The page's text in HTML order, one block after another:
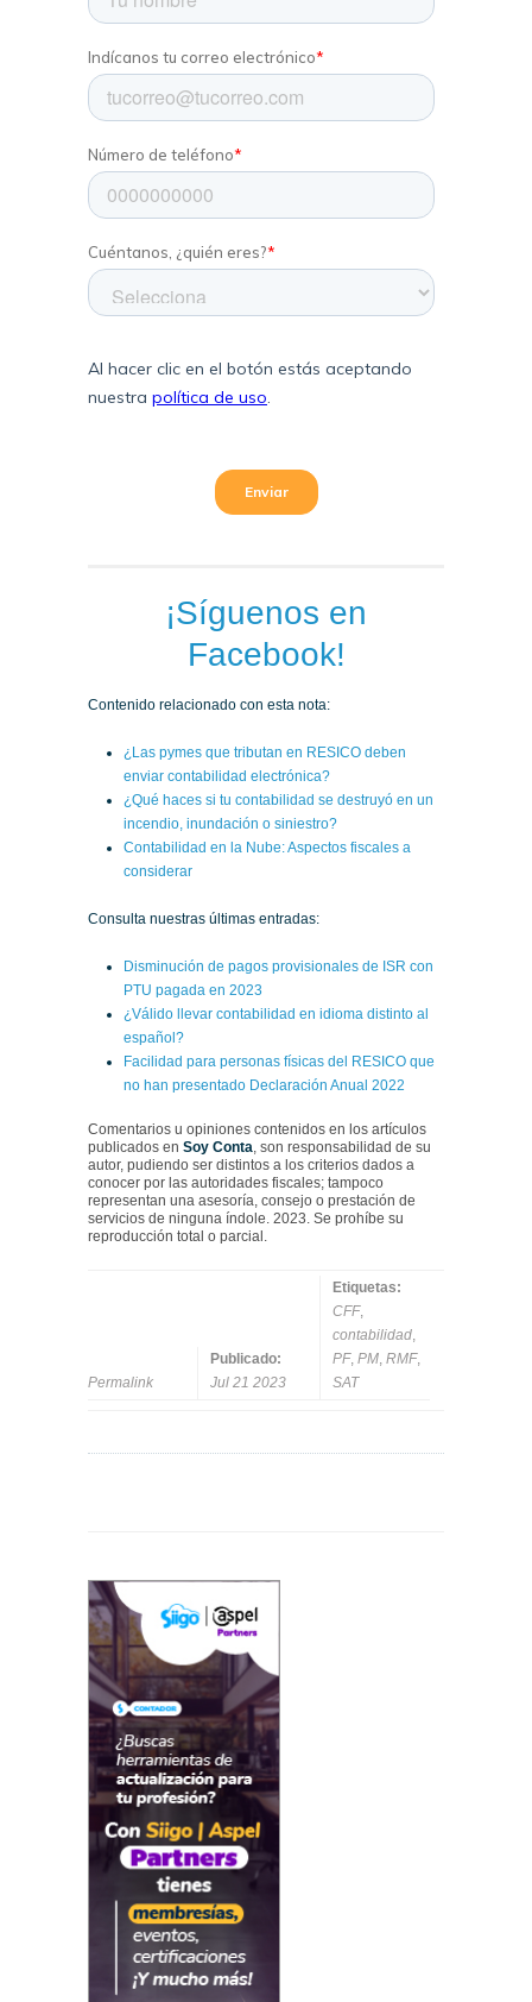
¡Síguenos en
Facebook!
Contenido relacionado con esta nota:
¿Las pymes que tributan en RESICO deben
enviar contabilidad electrónica?
¿Qué haces si tu contabilidad se destruyó en un
incendio, inundación o siniestro?
Contabilidad en la Nube: Aspectos fiscales a
considerar
Consulta nuestras últimas entradas:
Disminución de pagos provisionales de ISR con
PTU pagada en 2023
¿Válido llevar contabilidad en idioma distinto al
español?
Facilidad para personas físicas del RESICO que
no han presentado Declaración Anual 2022
Comentarios u opiniones contenidos en los artículos
publicados en Soy Conta , son responsabilidad de su
autor, pudiendo ser distintos a los criterios dados a
conocer por las autoridades fiscales; tampoco
representan una asesoría, consejo o prestación de
servicios de ninguna índole. 2023. Se prohíbe su
reproducción total o parcial.
Permalink
Publicado:
Jul 21 2023
Etiquetas:
CFF,
contabilidad
PF, PM RMF,
SAT